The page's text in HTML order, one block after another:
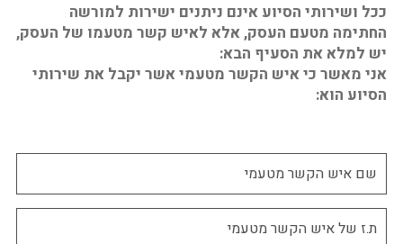
ככל ושירותי הסיוע אינם ניתנים ישירות למורשה
החתימה מטעם העסק, אלא לאיש קשר מטעמו של העסק,
יש למלא את הסעיף הבא:
אני מאשר כי איש הקשר מטעמי אשר יקבל את שירותי
הסיוע הוא: